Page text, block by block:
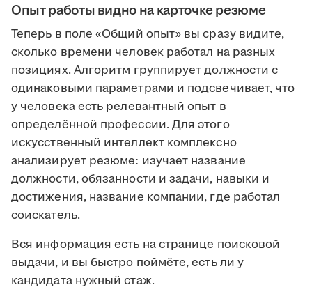
Опыт работы видно на карточке резюме
Теперь в поле «Общий опыт» вы сразу видите,
сколько времени человек работал на разных
позициях. Алгоритм группирует должности с
одинаковыми параметрами и подсвечивает, что
у человека есть релевантный опыт в
определённой профессии. Для этого
искусственный интеллект комплексно
анализирует резюме: изучает название
должности, обязанности и задачи, навыки и
достижения, название компании, где работал
соискатель.
Вся информация есть на странице поисковой
выдачи, и вы быстро поймёте, есть ли у
кандидата нужный стаж.